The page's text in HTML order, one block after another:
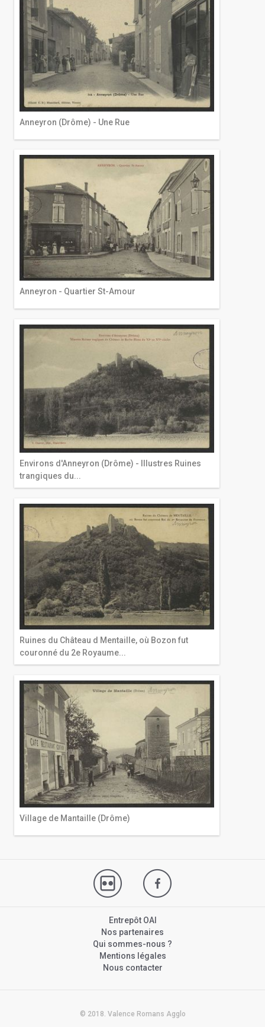
Anneyron (Drôme) - Une Rue
Anneyron - Quartier St-Amour
Environs d'Anneyron (Drôme) - Illustres Ruines
trangiques du...
Ruines du Château d Mentaille, où Bozon fut
couronné du 2e Royaume...
Village de Mantaille (Drôme)
Entrepôt OAI
Nos partenaires
Qui sommes-nous ?
Mentions légales
Nous contacter
© 2018. Valence Romans Agglo